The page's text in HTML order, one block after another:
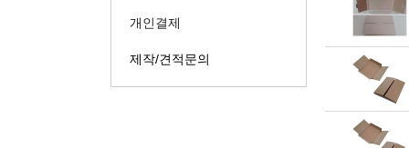
개인결제
제작/견적문의